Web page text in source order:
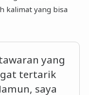
kalimat yang bisa
yang
tertarik
saya